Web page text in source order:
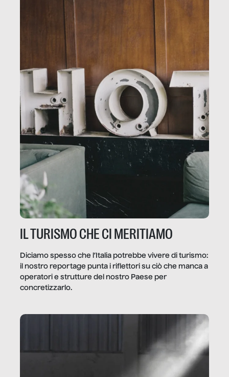
IL TURISMO CHE CI MERITIAMO
Diciamo spesso che l’Italia potrebbe vivere di turismo:
il nostro reportage punta i riflettori su ciò che manca a
operatori e strutture del nostro Paese per
concretizzarlo.